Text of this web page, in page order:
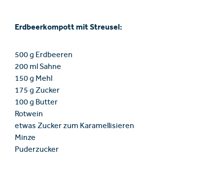
Erdbeerkompott mit Streusel:
500 g Erdbeeren
200 ml Sahne
150 g Mehl
175 g Zucker
100 g Butter
Rotwein
etwas Zucker zum Karamellisieren
Minze
Puderzucker